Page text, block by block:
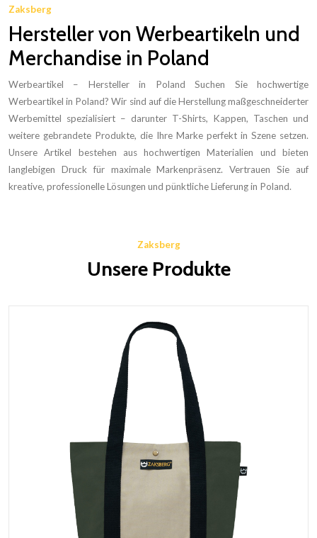
Zaksberg
Hersteller von Werbeartikeln und
Merchandise in Poland
Werbeartikel – Hersteller in Poland Suchen Sie hochwertige
Werbeartikel in Poland? Wir sind auf die Herstellung maßgeschneiderter
Werbemittel spezialisiert – darunter T-Shirts, Kappen, Taschen und
weitere gebrandete Produkte, die Ihre Marke perfekt in Szene setzen.
Unsere Artikel bestehen aus hochwertigen Materialien und bieten
langlebigen Druck für maximale Markenpräsenz. Vertrauen Sie auf
kreative, professionelle Lösungen und pünktliche Lieferung in Poland.
Zaksberg
Unsere Produkte